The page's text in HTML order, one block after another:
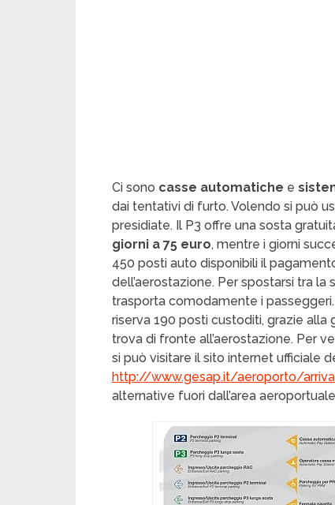
Ci sono casse automatiche e
dai tentativi di furto. Volendo si può
presidiate. Il P3 offre una sosta
giorni a 75 euro, mentre i giorni
450 posti auto disponibili il
dell’aerostazione. Per spostarsi tra
trasporta comodamente i passeggeri.
riserva 190 posti custoditi, grazie
trova di fronte all’aerostazione. Per
si può visitare il sito internet ufficiale
http://www.gesap.it/aeroporto/
alternative fuori dall’area